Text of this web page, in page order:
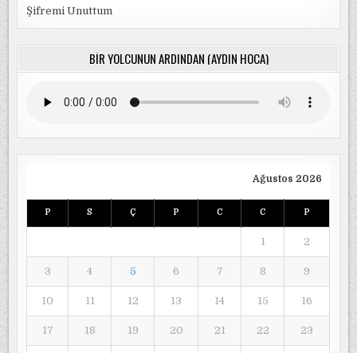
Şifremi Unuttum
BIR YOLCUNUN ARDINDAN (AYDIN HOCA)
Ağustos 2026
P S Ç P C C P
1 2
3 4 5 6 7 8 9
10 11 12 13 14 15 16
17 18 19 20 21 22 23